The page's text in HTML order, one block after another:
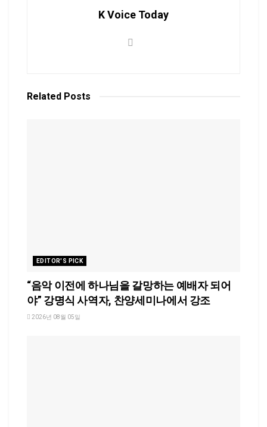
K Voice Today
Related Posts
EDITOR'S PICK
“음악 이전에 하나님을 갈망하는 예배자 되어
야” 강명식 사역자, 찬양세미나에서 강조
2026년 08월 05일